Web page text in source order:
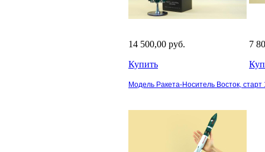
14 500,00 руб.
Купить
7
Модель Ракета-Носитель Восток,